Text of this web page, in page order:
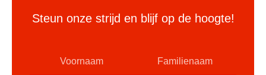
Steun onze strijd en blijf op de hoogte!